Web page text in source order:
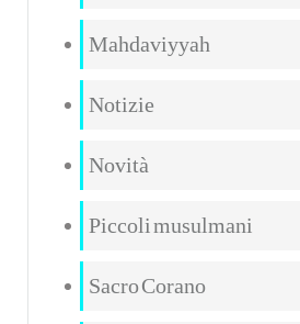
Mahdaviyyah
Notizie
Novità
Piccoli musulmani
Sacro Corano